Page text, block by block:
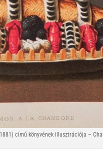
című könyvének illusztrációja –